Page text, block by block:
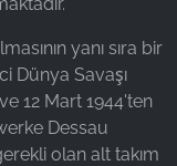
yanı sıra bir
Dünya Savaşı
12 Mart 1944'ten
Dessau
olan alt takım